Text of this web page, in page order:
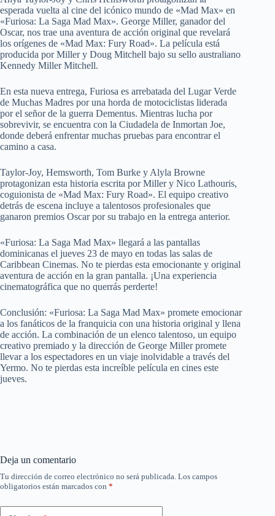
esperada vuelta al cine del icónico mundo de «Mad Max» en
«Furiosa: La Saga Mad Max». George Miller, ganador del
Oscar, nos trae una aventura de acción original que revelará
los orígenes de «Mad Max: Fury Road». La película está
producida por Miller y Doug Mitchell bajo su sello australiano
Kennedy Miller Mitchell.
En esta nueva entrega, Furiosa es arrebatada del Lugar Verde
de Muchas Madres por una horda de motociclistas liderada
por el señor de la guerra Dementus. Mientras lucha por
sobrevivir, se encuentra con la Ciudadela de Inmortan Joe,
donde deberá enfrentar muchas pruebas para encontrar el
camino a casa.
Taylor-Joy, Hemsworth, Tom Burke y Alyla Browne
protagonizan esta historia escrita por Miller y Nico Lathouris,
coguionista de «Mad Max: Fury Road». El equipo creativo
detrás de escena incluye a talentosos profesionales que
ganaron premios Oscar por su trabajo en la entrega anterior.
«Furiosa: La Saga Mad Max» llegará a las pantallas
dominicanas el jueves 23 de mayo en todas las salas de
Caribbean Cinemas. No te pierdas esta emocionante y original
aventura de acción en la gran pantalla. ¡Una experiencia
cinematográfica que no querrás perderte!
Conclusión: «Furiosa: La Saga Mad Max» promete emocionar
a los fanáticos de la franquicia con una historia original y llena
de acción. La combinación de un elenco talentoso, un equipo
creativo premiado y la dirección de George Miller promete
llevar a los espectadores en un viaje inolvidable a través del
Yermo. No te pierdas esta increíble película en cines este
jueves.
Deja un comentario
Tu dirección de correo electrónico no será publicada. Los campos
obligatorios están marcados con *